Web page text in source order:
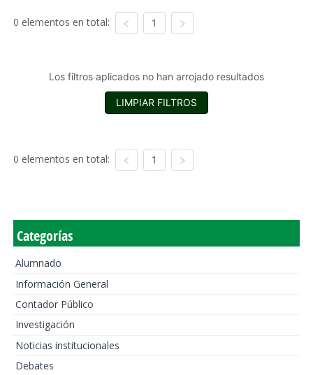
0 elementos en total: 1
Los filtros aplicados no han arrojado resultados
LIMPIAR FILTROS
0 elementos en total: 1
Categorías
Alumnado
Información General
Contador Público
Investigación
Noticias institucionales
Debates